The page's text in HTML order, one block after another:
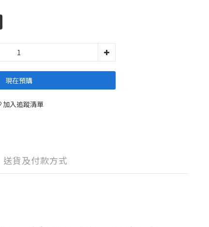
現在預購
加入追蹤清單
送貨及付款方式